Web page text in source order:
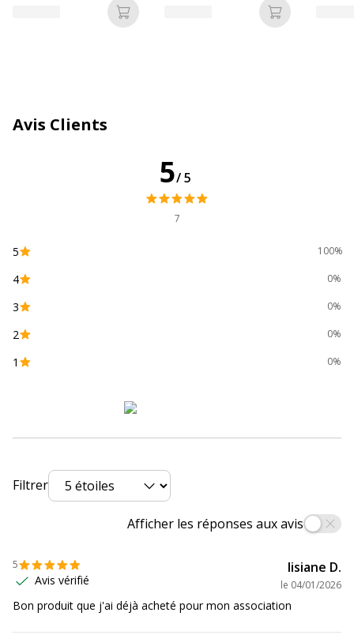
Pièces de rechange
Caractéristiques environnementales
Produit sans plastique
Données d'identification
Code barre maitre
Logistipack
Référence produit fabricant
Dimensions et poids
Dimensions et poids
Ajouter au panier Ajouter au
Avis Clients
5/5
7
5 100%
4 0%
3 0%
2 0%
1 0%
Filtrer
Afficher les réponses aux avis
5
Avis vérifié
lisiane D.
le 04/01/2026
Bon produit que j'ai déjà acheté pour mon association